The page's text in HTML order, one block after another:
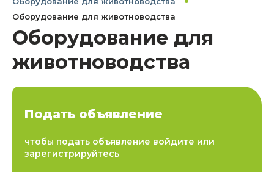
Оборудование для животноводства
Оборудование для
животноводства
Подать объявление
чтобы подать объявление войдите или
зарегистрируйтесь